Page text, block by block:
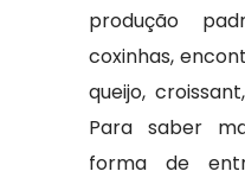
produção
coxinhas,
queijo,
Para saber
forma de